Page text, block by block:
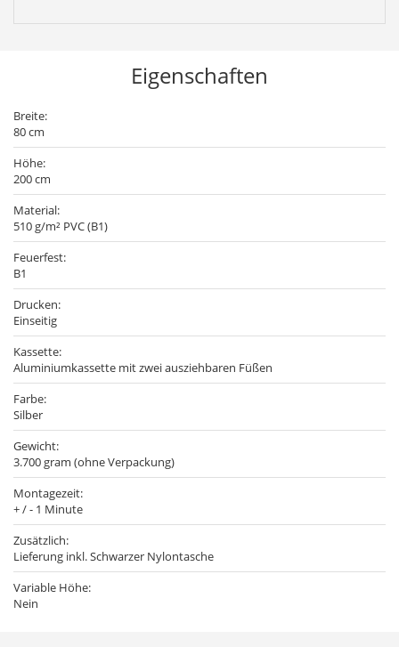
Eigenschaften
Breite:
80 cm
Höhe:
200 cm
Material:
510 g/m² PVC (B1)
Feuerfest:
B1
Drucken:
Einseitig
Kassette:
Aluminiumkassette mit zwei ausziehbaren Füßen
Farbe:
Silber
Gewicht:
3.700 gram (ohne Verpackung)
Montagezeit:
+ / - 1 Minute
Zusätzlich:
Lieferung inkl. Schwarzer Nylontasche
Variable Höhe:
Nein